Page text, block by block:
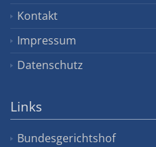
Kontakt
Impressum
Datenschutz
Links
Bundesgerichtshof